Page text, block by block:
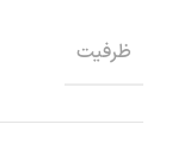
ظرفیت